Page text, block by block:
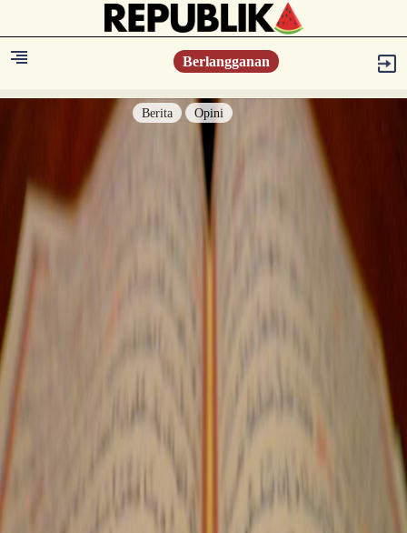
Berlangganan
Berita Opini
Berita
Islam Digest
Konsultasi Syariah
Sejarah
Iqtishodia